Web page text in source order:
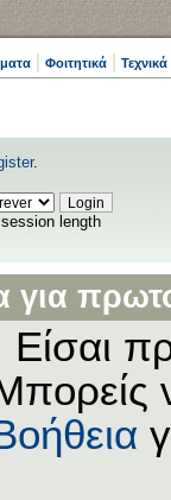
Φοιτητικά
.
length
για
Είσαι